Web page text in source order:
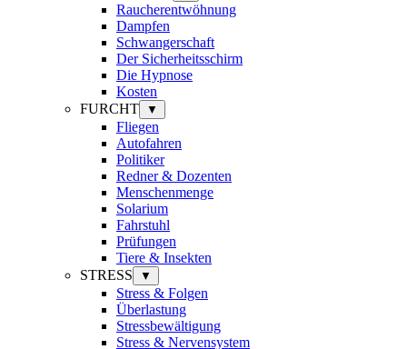
Raucherentwöhnung
Dampfen
Schwangerschaft
Der Sicherheitsschirm
Die Hypnose
Kosten
FURCHT
▼
Fliegen
Autofahren
Politiker
Redner & Dozenten
Menschenmenge
Solarium
Fahrstuhl
Prüfungen
Tiere & Insekten
STRESS
▼
Stress & Folgen
Überlastung
Stressbewältigung
Stress & Nervensystem